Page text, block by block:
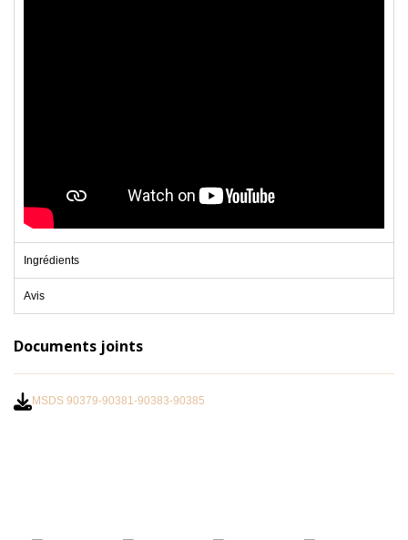
Ingrédients
Avis
Documents joints
MSDS 90379-90381-90383-90385